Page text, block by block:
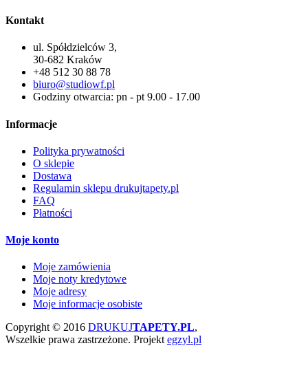
Kontakt
ul. Spółdzielców 3,
30-682 Kraków
+48 512 30 88 78
biuro@studiowf.pl
Godziny otwarcia: pn - pt 9.00 - 17.00
Informacje
Polityka prywatności
O sklepie
Dostawa
Regulamin sklepu drukujtapety.pl
FAQ
Płatności
Moje konto
Moje zamówienia
Moje noty kredytowe
Moje adresy
Moje informacje osobiste
Copyright © 2016 DRUKUJTAPETY.PL,
Wszelkie prawa zastrzeżone. Projekt egzyl.pl